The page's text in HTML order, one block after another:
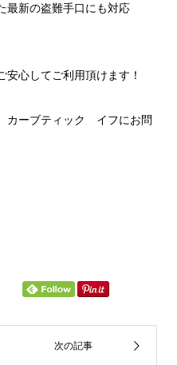
最新の盗難手口にも対応
安心してご利用頂けます！
カーブティック イフにお問